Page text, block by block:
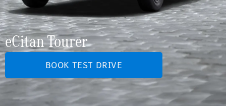
eCitan Tourer
BOOK TEST DRIVE